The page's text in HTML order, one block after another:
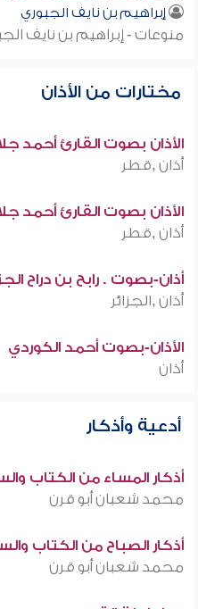
إبراهيم بن نايف الجبوري
منوعات - إبراهيم بن نايف
مختارات من الأذان
الأذان بصوت القارئ أحمد
أذان ,قطر
الأذان بصوت القارئ أحمد
أذان ,قطر
أذان-بصوت . رابح بن دراح
أذان ,الجزائر
الأذان-بصوت أحمد الكوردي
أذان
أدعية وأذكار
أذكار المساء من الكتاب
محمد شعبان أبو قرن
أذكار الصباح من الكتاب
محمد شعبان أبو قرن